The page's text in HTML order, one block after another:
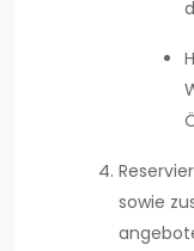
sowie